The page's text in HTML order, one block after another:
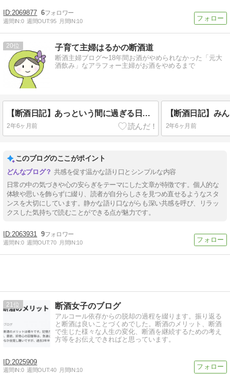
2069877 6
週間IN:0 週間OUT:95 月間IN:10
20 子育て主婦はるかの断酒道
断酒主婦ブログ〜18年間お酒がやめられなかった「元大
酒飲み」なアラフォー主婦がお酒をやめるまで
【断酒日記】あっという間に過ぎる日々に思う事
2年6ヶ月前 2年6ヶ月前
このブログのここがポイント
共感を促す温かな語り口とシンプルな内容
日常の中の気づきや心の安らぎをテーマにした文章が特徴です。個人的な
体験や思いを飾らずに綴り、読者が自分らしさを見つめ直せるようなスタ
ンスを大切にしています。静かな語り口ながらも深い共感を呼び、リラッ
クスした気持ちで読むことができる点が魅力です。
2063931 9
週間IN:0 週間OUT:70 月間IN:10
21 断酒女子のブログ
アルコール依存からの脱却の過程を綴ります。振り返る
と断酒は良いことづくめでした。断酒のメリット、断酒
で生じた様々な人生の変化、断酒を継続するための考え
方等をお伝えできればと思っています。
2025909
週間IN:0 週間OUT:40 月間IN:10